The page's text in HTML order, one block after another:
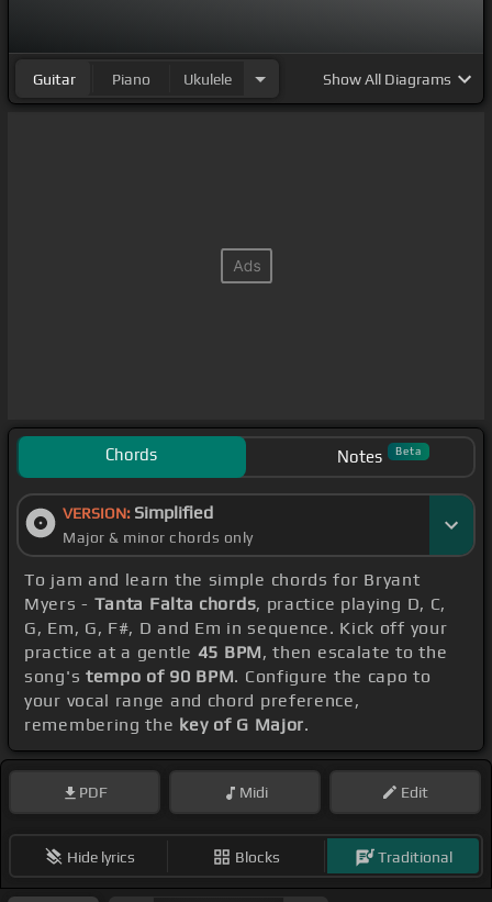
Guitar Piano Ukulele ShowAll Diagrams
Chords Notes Beta
VERSION: Simplified
Major & minor chords only
To jam and learn the simple chords for Bryant
Myers - Tanta Falta chords, practice playing D, C,
G, Em, G, F#, D and Em in sequence. Kick off your
practice at a gentle 45 BPM, then escalate to the
song's tempo of 90 BPM. Configure the capo to
your vocal range and chord preference,
remembering the key of G Major.
PDF Midi Edit
Hide lyrics Blocks Traditional